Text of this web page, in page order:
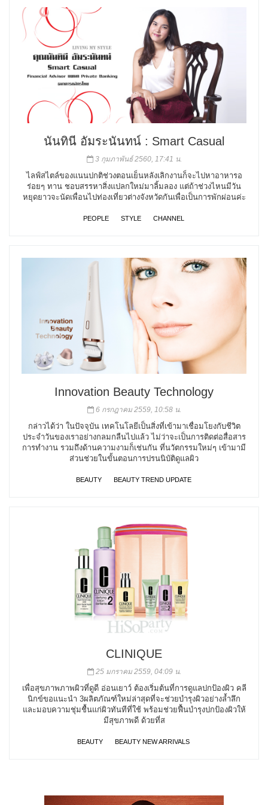
นันทินี อัมระนันทน์ : Smart Casual
3 กุมภาพันธ์ 2560, 17:41 น.
ไลฟ์สไตล์ของแนนปกติช่วงตอนเย็นหลังเลิกงานก็จะไปหาอาหารอ
ร่อยๆ ทาน ชอบสรรหาสิ่งแปลกใหม่มาลิ้มลอง แต่ถ้าช่วงไหนมีวัน
หยุดยาวจะนัดเพื่อนไปท่องเที่ยวต่างจังหวัดกันเพื่อเป็นการพักผ่อนค่ะ
PEOPLE STYLE CHANNEL
Innovation Beauty Technology
6 กรกฎาคม 2559, 10:58 น.
กล่าวได้ว่า ในปัจจุบัน เทคโนโลยีเป็นสิ่งที่เข้ามาเชื่อมโยงกับชีวิต
ประจำวันของเราอย่างกลมกลืนไปแล้ว ไม่ว่าจะเป็นการติดต่อสื่อสาร
การทำงาน รวมถึงด้านความงามก็เช่นกัน ที่นวัตกรรมใหม่ๆ เข้ามามี
ส่วนช่วยในขั้นตอนการปรนนิบัติดูแลผิว
BEAUTY BEAUTY TREND UPDATE
CLINIQUE
25 มกราคม 2559, 04:09 น.
เพื่อสุขภาพภาพผิวที่ดูดี อ่อนเยาว์ ต้องเริ่มต้นที่การดูแลปกป้องผิว คลี
นิกข์ขอแนะนำ 3ผลิตภัณฑ์ใหม่ล่าสุดที่จะช่วยบำรุงผิวอย่างล้ำลึก
และมอบความชุ่มชื้นแก่ผิวทันทีที่ใช้ พร้อมช่วยฟื้นบำรุงปกป้องผิวให้
มีสุขภาพดี ด้วยที่ส
BEAUTY BEAUTY NEW ARRIVALS